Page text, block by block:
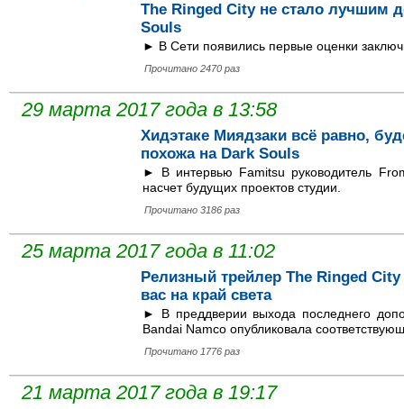
The Ringed City не стало лучшим
Souls
► В Сети появились первые оценки
Прочитано 2470 раз
29 марта 2017 года в 13:58
Хидэтаке Миядзаки всё равно,
похожа на Dark Souls
► В интервью Famitsu руководитель
насчет будущих проектов студии.
Прочитано 3186 раз
25 марта 2017 года в 11:02
Релизный трейлер The Ringed
вас на край света
► В преддверии выхода последнего
Bandai Namco опубликовала
Прочитано 1776 раз
21 марта 2017 года в 19:17